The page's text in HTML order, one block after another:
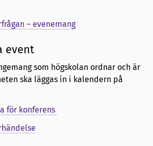
– evenemang
event
som högskolan ordnar och är
ska läggas in i kalendern på
för konferens